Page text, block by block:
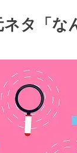
タ「な